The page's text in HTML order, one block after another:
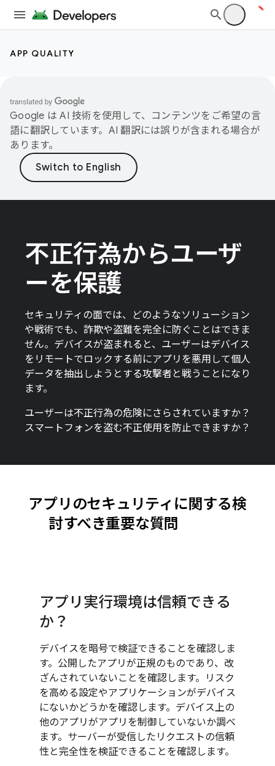
APP QUALITY
Google は AI 技術を使用して、コンテンツをご希望の言
語に翻訳しています。AI 翻訳には誤りが含まれる場合が
あります。
不正行為からユーザ
ーを保護
セキュリティの面では、どのようなソリューション
や戦術でも、詐欺や盗難を完全に防ぐことはできま
せん。デバイスが盗まれると、ユーザーはデバイス
をリモートでロックする前にアプリを悪用して個人
データを抽出しようとする攻撃者と戦うことになり
ます。
ユーザーは不正行為の危険にさらされていますか？
スマートフォンを盗む不正使用を防止できますか？
アプリのセキュリティに関する検
討すべき重要な質問
アプリ実行環境は信頼できる
か？
デバイスを暗号で検証できることを確認しま
す。公開したアプリが正規のものであり、改
ざんされていないことを確認します。リスク
を高める設定やアプリケーションがデバイス
にないかどうかを確認します。デバイス上の
他のアプリがアプリを制御していないか調べ
ます。サーバーが受信したリクエストの信頼
性と完全性を検証できることを確認します。